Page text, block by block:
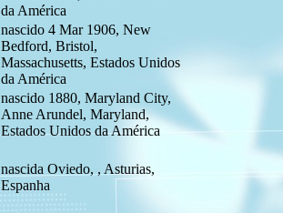
da América
nascido 4 Mar 1906, New
Bedford, Bristol,
Massachusetts, Estados Unidos
da América
nascido 1880, Maryland City,
Anne Arundel, Maryland,
Estados Unidos da América
nascida Oviedo, , Asturias,
Espanha